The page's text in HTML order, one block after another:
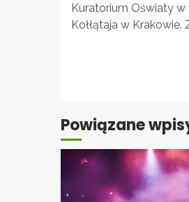
Kuratorium Oświaty w
Kołłątaja w
Powiązane